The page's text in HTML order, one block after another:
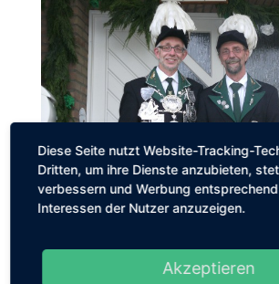
Prinzessin wurde Lea Holtappels, ihr
Preis Markus Valks
Diese Seite nutzt Website-Tracking-
Dritten, um ihre Dienste anzubieten,
verbessern und Werbung
Interessen der Nutzer anzuzeigen.
Akzeptieren